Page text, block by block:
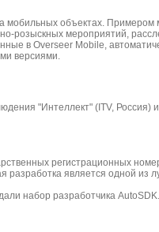
объектах.
мероприятий,
в Overseer Mobile,
версиями.
"Интеллект" (ITV, Россия)
регистрационных
является одной из
набор разработчика AutoSDK.